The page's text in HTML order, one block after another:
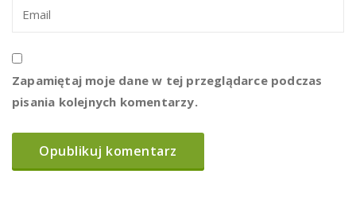
Zapamiętaj moje dane w tej przeglądarce podczas
pisania kolejnych komentarzy.